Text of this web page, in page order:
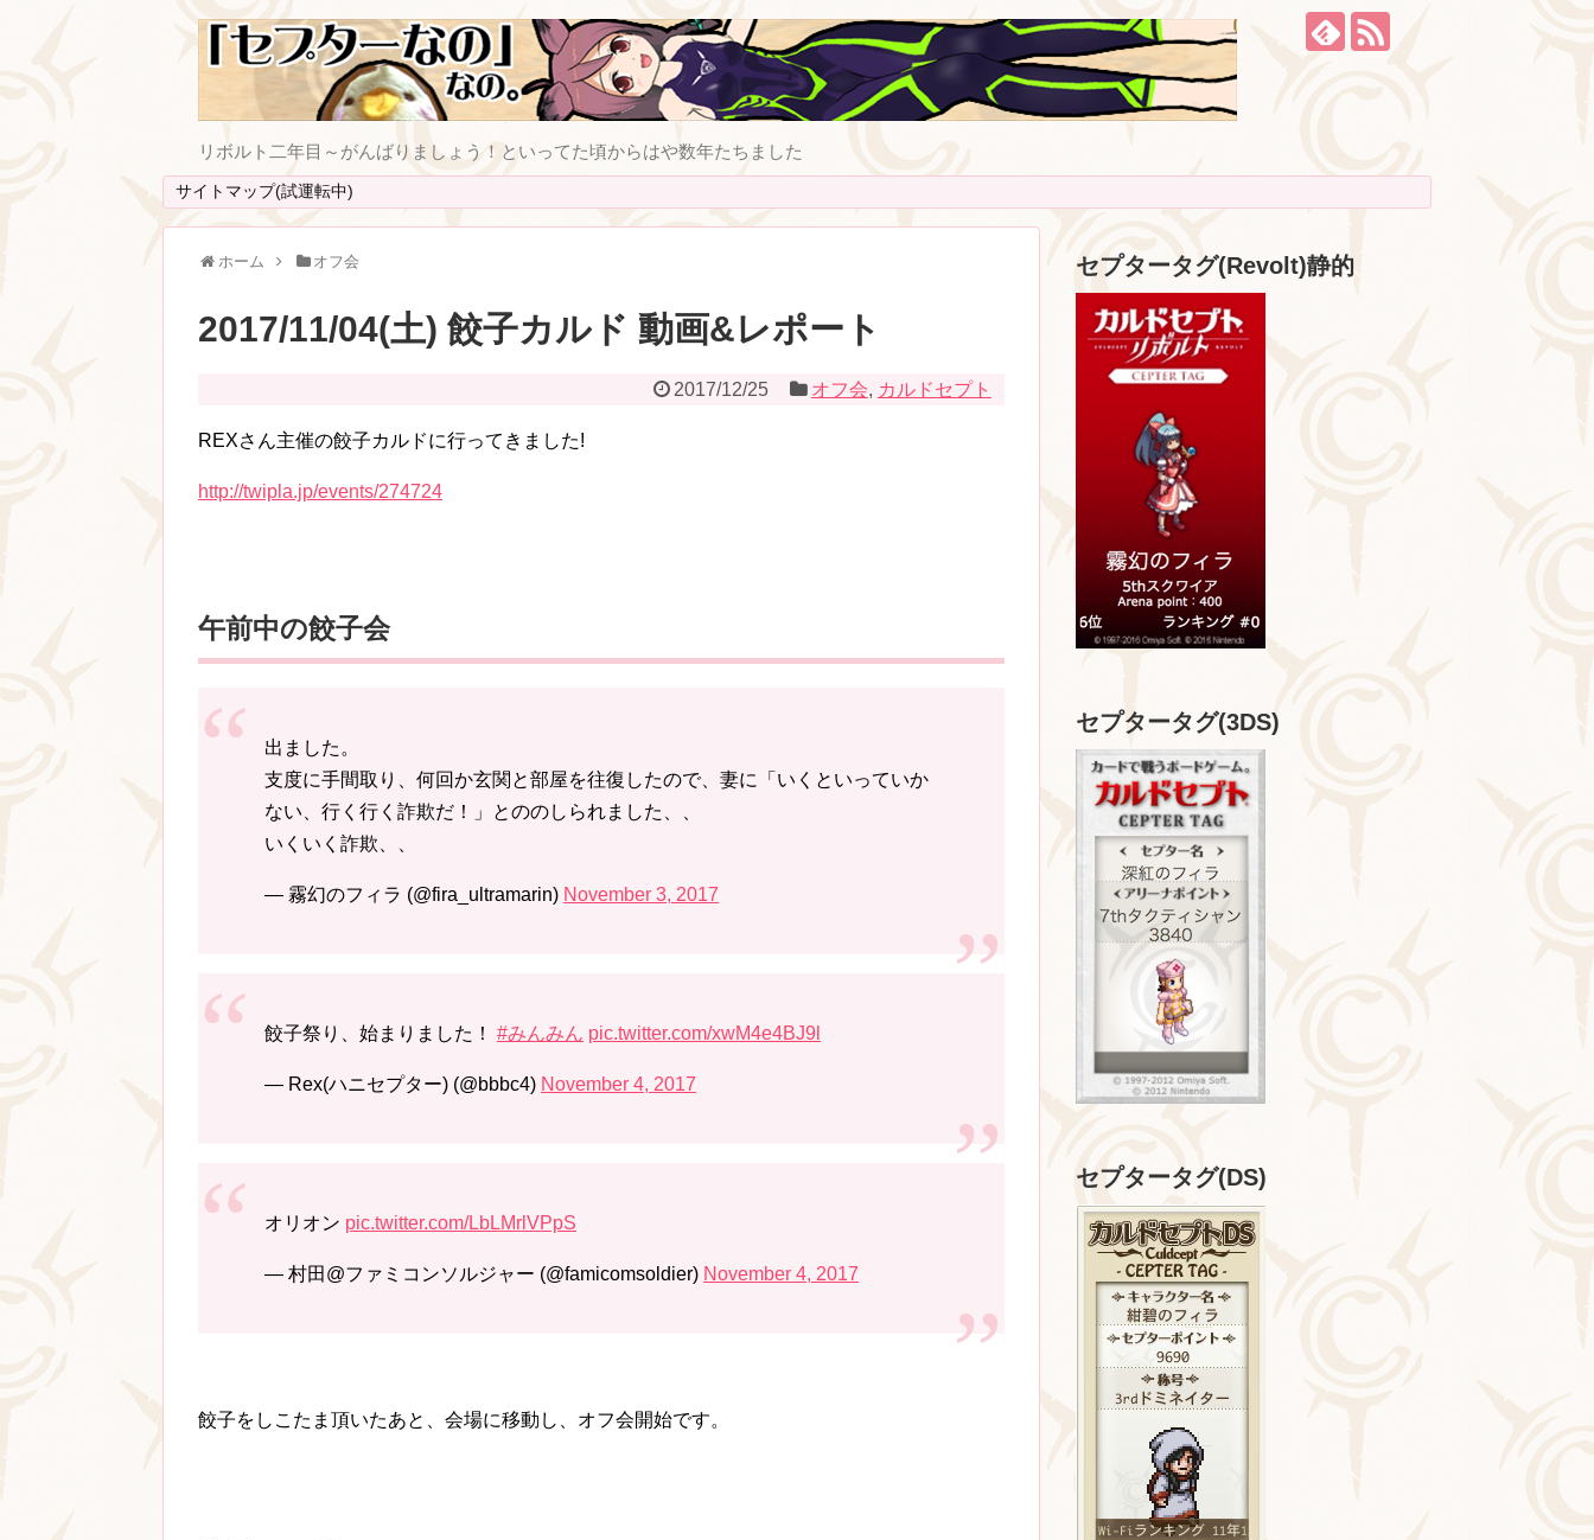
リボルト二年目～がんばりましょう！といってた頃からはや数年たちました
サイトマップ(試運転中)
ホーム オフ会
2017/11/04(土) 餃子カルド 動画&レポート
2017/12/25 オフ会, カルドセプト
REXさん主催の餃子カルドに行ってきました!
http://twipla.jp/events/274724
午前中の餃子会
出ました。
支度に手間取り、何回か玄関と部屋を往復したので、妻に「いくといっていか
ない、行く行く詐欺だ！」とののしられました、、
いくいく詐欺、、
— 霧幻のフィラ (@fira_ultramarin) November 3, 2017
餃子祭り、始まりました！ #みんみん pic.twitter.com/xwM4e4BJ9l
— Rex(ハニセプター) (@bbbc4) November 4, 2017
オリオン pic.twitter.com/LbLMrlVPpS
— 村田@ファミコンソルジャー (@famicomsoldier) November 4, 2017
餃子をしこたま頂いたあと、会場に移動し、オフ会開始です。
セプタータグ(Revolt)静的
セプタータグ(3DS)
セプタータグ(DS)